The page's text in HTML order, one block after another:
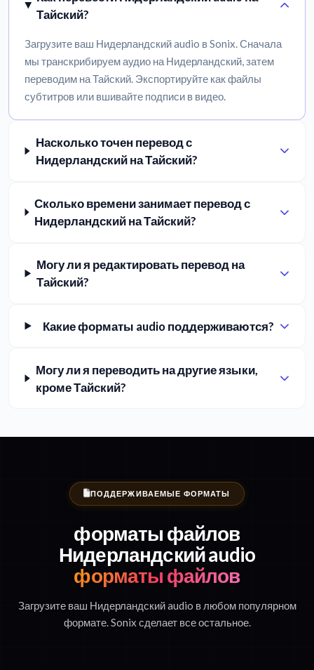
Тайский?
Загрузите ваш Нидерландский audio в Sonix. Сначала
мы транскрибируем аудио на Нидерландский, затем
переводим на Тайский. Экспортируйте как файлы
субтитров или вшивайте подписи в видео.
Насколько точен перевод с
Нидерландский на Тайский?
Сколько времени занимает перевод с
Нидерландский на Тайский?
Могу ли я редактировать перевод на
Тайский?
Какие форматы audio поддерживаются?
Могу ли я переводить на другие языки,
кроме Тайский?
ПОДДЕРЖИВАЕМЫЕ ФОРМАТЫ
форматы файлов
Нидерландский audio
форматы файлов
Загрузите ваш Нидерландский audio в любом популярном
формате. Sonix сделает все остальное.